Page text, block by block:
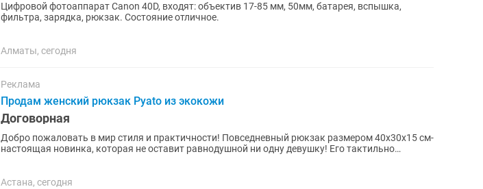
Цифровой фотоаппарат Canon 40D, входят: объектив 17-85 мм, 50мм, батарея, вспышка,
фильтра, зарядка, рюкзак. Состояние отличное.
Алматы, сегодня
Реклама
Продам женский рюкзак Pyato из экокожи
Договорная
Добро пожаловать в мир стиля и практичности! Повседневный рюкзак размером 40х30х15 см-
настоящая новинка, которая не оставит равнодушной ни одну девушку! Его тактильно
Астана, сегодня